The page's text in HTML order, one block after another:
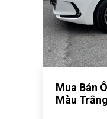
Mua Bán Ô
Màu Trắng